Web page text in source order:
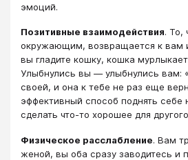
эмоций.
Позитивные взаимодействия. То,
окружающим, возвращается к вам
вы гладите кошку, кошка
Улыбнулись вы — улыбнулись вам:
своей, и она к тебе не раз еще
эффективный способ поднять
сделать что-то хорошее для
Физическое расслабление. Вам
женой, вы оба сразу заводитесь и